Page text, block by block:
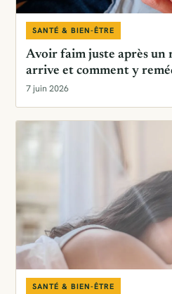
SANTÉ & BIEN-ÊTRE
Avoir faim juste après un
arrive et comment y
7 juin 2026
SANTÉ & BIEN-ÊTRE